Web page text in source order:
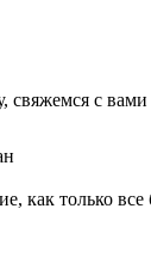
свяжемся с
как только все